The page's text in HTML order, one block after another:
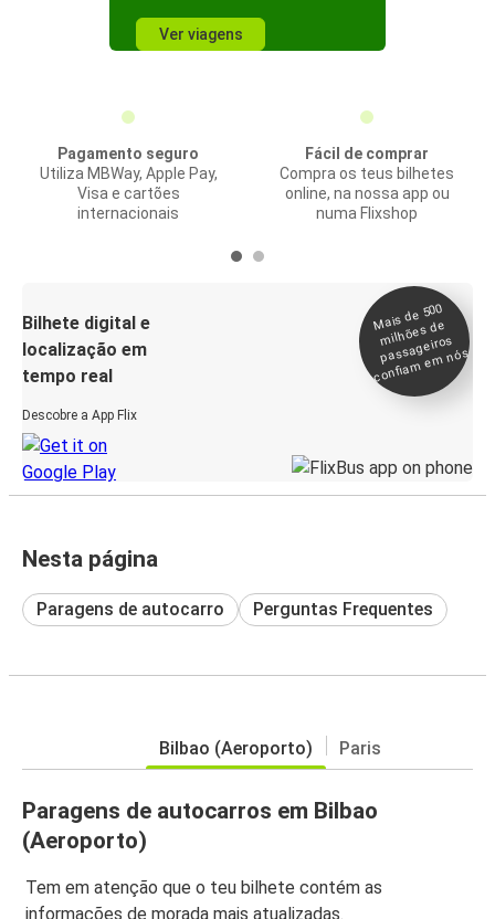
Ver viagens
Pagamento seguro
Utiliza MBWay, Apple Pay,
Visa e cartões
internacionais
Fácil de comprar
Compra os teus bilhetes
online, na nossa app ou
numa Flixshop
Bilhete digital e
localização em
tempo real
Descobre a App Flix
Mais de 500
milhões de
passageiros
confia
m e
m nós
Nesta página
Paragens de autocarro Perguntas Frequentes
Bilbao (Aeroporto) Paris
Paragens de autocarros em Bilbao
(Aeroporto)
Tem em atenção que o teu bilhete contém as
informações de morada mais atualizadas.